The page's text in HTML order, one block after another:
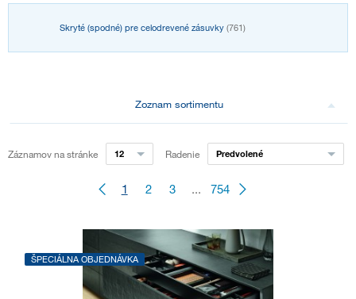
Skryté (spodné) pre celodrevené zásuvky (761)
Zoznam sortimentu
Záznamov na stránke 12 Radenie Predvolené
1 2 3 ... 754
ŠPECIÁLNA OBJEDNÁVKA